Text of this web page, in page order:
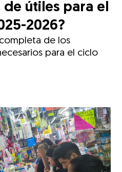
de útiles para el
2026?
completa de los
para el ciclo
Email
mediante Facebook
actual mediante Twitter
artículo actual mediante LinkedIn
el artículo actual mediante